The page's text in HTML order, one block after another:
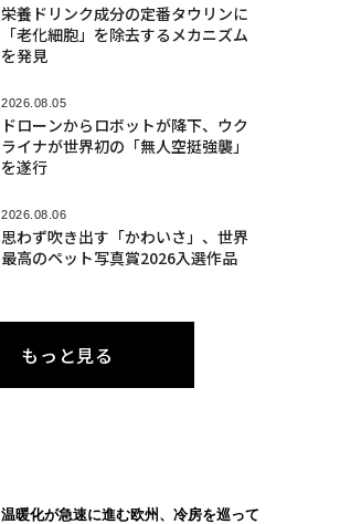
栄養ドリンク成分の定番タウリンに
「老化細胞」を除去するメカニズム
を発見
2026.08.05
ドローンからロボットが降下、ウク
ライナが世界初の「無人空挺強襲」
を遂行
2026.08.06
思わず吹き出す「かわいさ」、世界
最高のペット写真賞2026入選作品
もっと見る
温暖化が急速に進む欧州、冷房を巡って